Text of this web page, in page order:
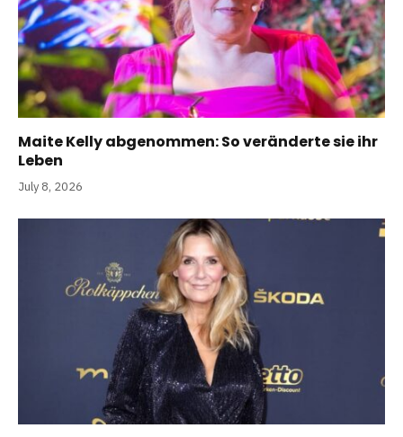
Maite Kelly abgenommen: So veränderte sie ihr
Leben
July 8, 2026